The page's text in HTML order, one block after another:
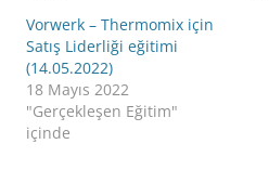
Vorwerk – Thermomix için
Satış Liderliği eğitimi
(14.05.2022)
18 Mayıs 2022
"Gerçekleşen Eğitim"
içinde